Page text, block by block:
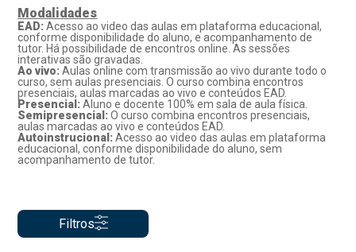
Modalidades
EAD:Acesso ao video das aulas em plataforma educacional,
conforme disponibilidade do aluno, e acompanhamento de
tutor. Há possibilidade de encontros online. As sessões
interativas são gravadas.
Ao vivo: Aulas online com transmissão ao vivo durante todo o
curso, sem aulas presenciais. O curso combina encontros
presenciais, aulas marcadas ao vivo e conteúdos EAD.
Presencial:Aluno e docente 100% em sala de aula física.
Semipresencial:O curso combina encontros presenciais,
aulas marcadas ao vivo e conteúdos EAD.
Autoinstrucional:Acesso ao video das aulas em plataforma
educacional, conforme disponibilidade do aluno, sem
acompanhamento de tutor.
Filtros